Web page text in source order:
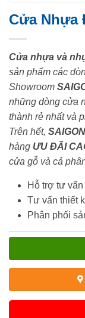
Cửa Nhựa
Cửa nhựa và
sản phẩm các
Showroom
những dòng cửa
thành rẻ nhất và
Trên hết,
hàng ƯU ĐÃI
cửa gỗ và cả
Hỗ trợ tư
Tư vấn thiết
Phân phối